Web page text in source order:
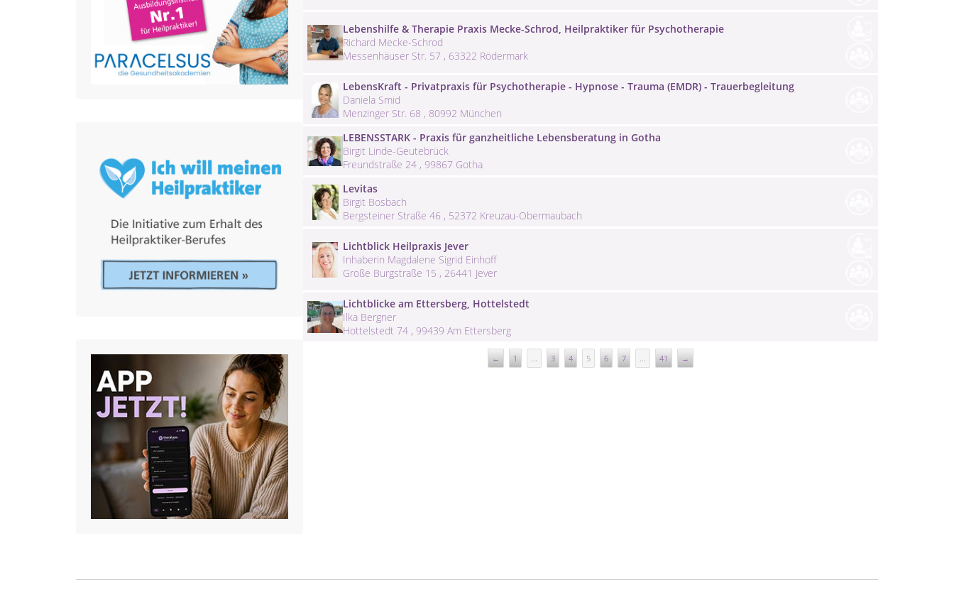
Lebenshilfe & Therapie Praxis Mecke-Schrod, Heilpraktiker für Psychotherapie
Richard Mecke-Schrod
Messenhäuser Str. 57 , 63322 Rödermark
LebensKraft - Privatpraxis für Psychotherapie - Hypnose - Trauma (EMDR) - Trauerbegleitung
Daniela Smid
Menzinger Str. 68 , 80992 München
LEBENSSTARK - Praxis für ganzheitliche Lebensberatung in Gotha
Birgit Linde-Geutebrück
Freundstraße 24 , 99867 Gotha
Levitas
Birgit Bosbach
Bergsteiner Straße 46 , 52372 Kreuzau-Obermaubach
Lichtblick Heilpraxis Jever
Inhaberin Magdalene Sigrid Einhoff
Große Burgstraße 15 , 26441 Jever
Lichtblicke am Ettersberg, Hottelstedt
Ilka Bergner
Hottelstedt 74 , 99439 Am Ettersberg
← 1 ... 3 4 5 6 7 ... 41 →